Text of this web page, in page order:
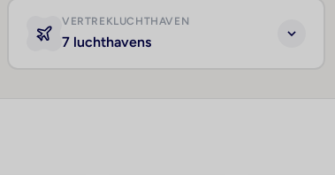
VERTREKLUCHTHAVEN
7 luchthavens